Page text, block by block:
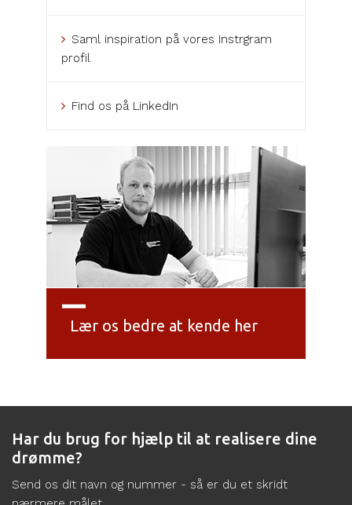
Saml inspiration på vores Instrgram
profil
Find os på LinkedIn
Lær os bedre at kende her
Har du brug for hjælp til at realisere dine
drømme?
Send os dit navn og nummer - så er du et skridt